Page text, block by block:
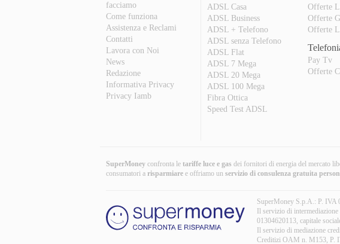
facciamo
Come funziona
Assistenza e Reclami
Contatti
Lavora con Noi
News
Redazione
Informativa Privacy
Privacy Iamb
ADSL Casa
ADSL Business
ADSL + Telefono
ADSL senza Telefono
ADSL Flat
ADSL 7 Mega
ADSL 20 Mega
ADSL 100 Mega
Fibra Ottica
Speed Test ADSL
Offerte
Offerte
Offerte
Pay Tv
Offerte
SuperMoney confronta le tariffe luce e gas dei fornitori di energia del mercato
consumatori a risparmiare e offriamo un servizio di consulenza gratuita
SuperMoney S.p.A.: P. IVA
Il servizio di
01304620113, capitale
Il servizio di mediazione
Creditizi OAM n. M153, P.